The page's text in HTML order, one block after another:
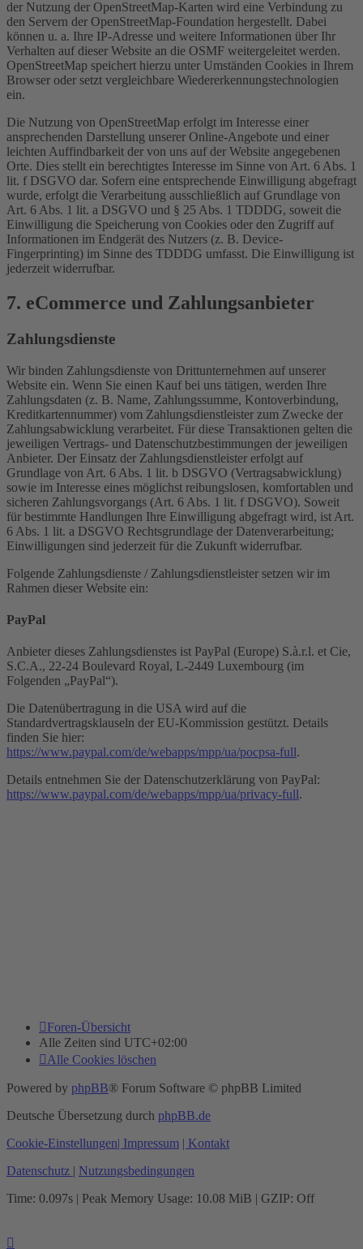
der Nutzung der OpenStreetMap-Karten wird eine Verbindung zu
den Servern der OpenStreetMap-Foundation hergestellt. Dabei
können u. a. Ihre IP-Adresse und weitere Informationen über Ihr
Verhalten auf dieser Website an die OSMF weitergeleitet werden.
OpenStreetMap speichert hierzu unter Umständen Cookies in Ihrem
Browser oder setzt vergleichbare Wiedererkennungstechnologien
ein.
Die Nutzung von OpenStreetMap erfolgt im Interesse einer
ansprechenden Darstellung unserer Online-Angebote und einer
leichten Auffindbarkeit der von uns auf der Website angegebenen
Orte. Dies stellt ein berechtigtes Interesse im Sinne von Art. 6 Abs. 1
lit. f DSGVO dar. Sofern eine entsprechende Einwilligung abgefragt
wurde, erfolgt die Verarbeitung ausschließlich auf Grundlage von
Art. 6 Abs. 1 lit. a DSGVO und § 25 Abs. 1 TDDDG, soweit die
Einwilligung die Speicherung von Cookies oder den Zugriff auf
Informationen im Endgerät des Nutzers (z. B. Device-
Fingerprinting) im Sinne des TDDDG umfasst. Die Einwilligung ist
jederzeit widerrufbar.
7. eCommerce und Zahlungs­anbieter
Zahlungsdienste
Wir binden Zahlungsdienste von Drittunternehmen auf unserer
Website ein. Wenn Sie einen Kauf bei uns tätigen, werden Ihre
Zahlungsdaten (z. B. Name, Zahlungssumme, Kontoverbindung,
Kreditkartennummer) vom Zahlungsdienstleister zum Zwecke der
Zahlungsabwicklung verarbeitet. Für diese Transaktionen gelten die
jeweiligen Vertrags- und Datenschutzbestimmungen der jeweiligen
Anbieter. Der Einsatz der Zahlungsdienstleister erfolgt auf
Grundlage von Art. 6 Abs. 1 lit. b DSGVO (Vertragsabwicklung)
sowie im Interesse eines möglichst reibungslosen, komfortablen und
sicheren Zahlungsvorgangs (Art. 6 Abs. 1 lit. f DSGVO). Soweit
für bestimmte Handlungen Ihre Einwilligung abgefragt wird, ist Art.
6 Abs. 1 lit. a DSGVO Rechtsgrundlage der Datenverarbeitung;
Einwilligungen sind jederzeit für die Zukunft widerrufbar.
Folgende Zahlungsdienste / Zahlungsdienstleister setzen wir im
Rahmen dieser Website ein:
PayPal
Anbieter dieses Zahlungsdienstes ist PayPal (Europe) S.à.r.l. et Cie,
S.C.A., 22-24 Boulevard Royal, L-2449 Luxembourg (im
Folgenden „PayPal“).
Die Datenübertragung in die USA wird auf die
Standardvertragsklauseln der EU-Kommission gestützt. Details
finden Sie hier:
https://www.paypal.com/de/webapps/mpp/ua/pocpsa-full.
Details entnehmen Sie der Datenschutzerklärung von PayPal:
https://www.paypal.com/de/webapps/mpp/ua/privacy-full.
Foren-Übersicht
Alle Zeiten sind UTC+02:00
Alle Cookies löschen
Powered by phpBB® Forum Software © phpBB Limited
Deutsche Übersetzung durch phpBB.de
Cookie-Einstellungen| Impressum | Kontakt
Datenschutz | Nutzungsbedingungen
Time: 0.097s | Peak Memory Usage: 10.08 MiB | GZIP: Off